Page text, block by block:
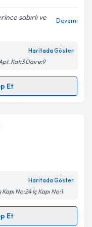
ilişkin
Aydınlatma
belirtilen
ediyorum.
sabırlı ve
Devamı
Haritada Göster
Kat:3 Daire:9
Et
talebi
almanız için bir
bilgilendireceğiz.
ilişkin
Haritada Göster
No:24 İç Kapı No:1
Et